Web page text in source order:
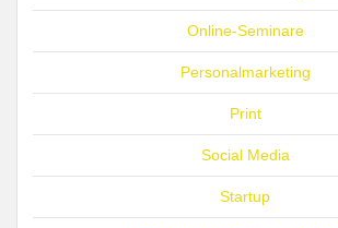
Online-Seminare
Personalmarketing
Print
Social Media
Startup